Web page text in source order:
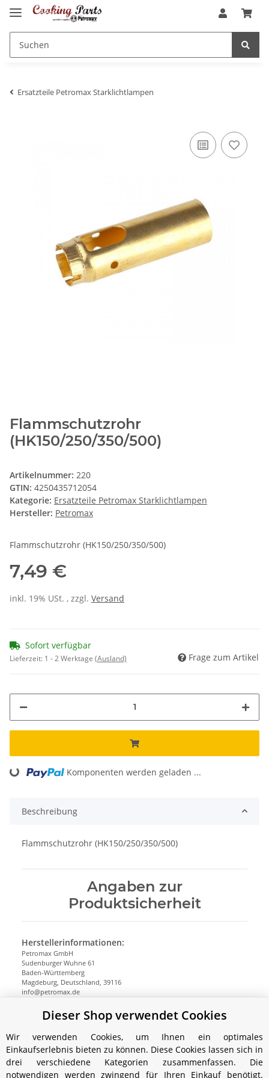
Ersatzteile Petromax Starklichtlampen
Flammschutzrohr
(HK150/250/350/500)
Artikelnummer: 220
GTIN: 4250435712054
Kategorie: Ersatzteile Petromax Starklichtlampen
Hersteller: Petromax
Flammschutzrohr (HK150/250/350/500)
7,49 €
inkl. 19% USt. , zzgl. Versand
Sofort verfügbar
Lieferzeit: 1 - 2 Werktage (Ausland) Frage zum Artikel
Loading... Komponenten werden geladen ...
Beschreibung
Flammschutzrohr (HK150/250/350/500)
Angaben zur
Produktsicherheit
Herstellerinformationen:
Petromax GmbH
Sudenburger Wuhne 61
Baden-Württemberg
Magdeburg, Deutschland, 39116
info@petromax.de
Dieser Shop verwendet Cookies
Wir verwenden Cookies, um Ihnen ein optimales
Einkaufserlebnis bieten zu können. Diese Cookies lassen sich in
drei verschiedene Kategorien zusammenfassen. Die
notwendigen werden zwingend für Ihren Einkauf benötigt.